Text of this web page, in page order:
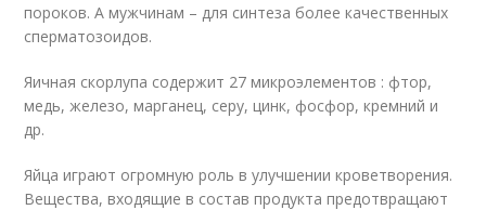
пороков. А мужчинам – для синтеза более качественных
сперматозоидов.
Яичная скорлупа содержит 27 микроэлементов : фтор,
медь, железо, марганец, серу, цинк, фосфор, кремний и
др.
Яйца играют огромную роль в улучшении кроветворения.
Вещества, входящие в состав продукта предотвращают